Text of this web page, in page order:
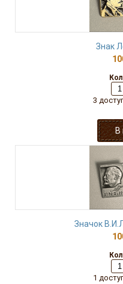
Знак
3
Значок
1